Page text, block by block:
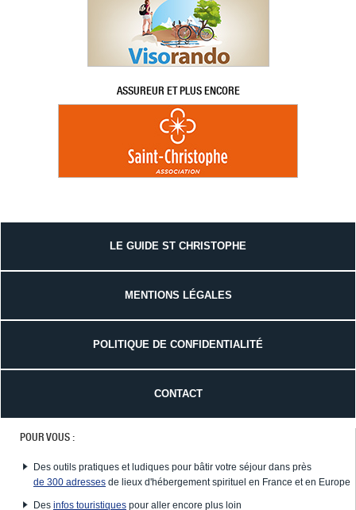
ASSUREUR ET PLUS ENCORE
LE GUIDE ST CHRISTOPHE
MENTIONS LÉGALES
POLITIQUE DE CONFIDENTIALITÉ
CONTACT
POUR VOUS :
Des outils pratiques et ludiques pour bâtir votre séjour dans près
de 300 adresses de lieux d'hébergement spirituel en France et en Europe
Des infos touristiques pour aller encore plus loin